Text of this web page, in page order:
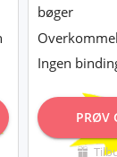
bøger
Ingen
PRØV